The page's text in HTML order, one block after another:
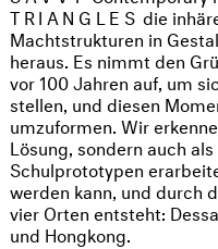
TRIANGLES die
Machtstrukturen in
heraus. Es nimmt den
vor 100 Jahren auf, um
stellen, und diesen
umzuformen. Wir
Lösung, sondern auch
Schulprototypen
werden kann, und durch
vier Orten entsteht:
und Hongkong.